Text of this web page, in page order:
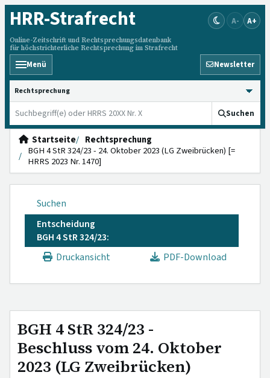
HRR-Strafrecht
Online-Zeitschrift und Rechtsprechungsdatenbank
für höchstrichterliche Rechtsprechung im Strafrecht
A- A+
Menü Newsletter
HRRS durchsuchen
Suchen
Startseite
Rechtsprechung
BGH 4 StR 324/23 - 24. Oktober 2023 (LG Zweibrücken) [=
HRRS 2023 Nr. 1470]
Suchen
Entscheidung
BGH 4 StR 324/23:
Druckansicht
PDF-Download
BGH 4 StR 324/23 -
Beschluss vom 24. Oktober
2023 (LG Zweibrücken)